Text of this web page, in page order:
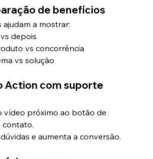
de benefícios
ajudam a mostrar:
depois
vs concorrência
vs solução
Action com suporte
vídeo próximo ao botão de
contato.
e aumenta a conversão.